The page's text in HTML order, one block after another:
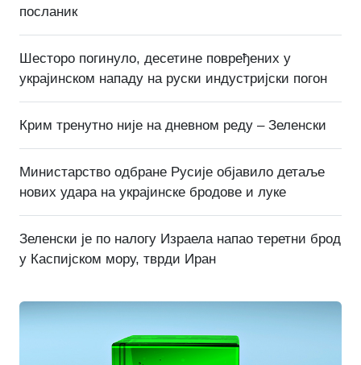
посланик
Шесторо погинуло, десетине повређених у
украјинском нападу на руски индустријски погон
Крим тренутно није на дневном реду – Зеленски
Министарство одбране Русије објавило детаље
нових удара на украјинске бродове и луке
Зеленски је по налогу Израела напао теретни брод
у Каспијском мору, тврди Иран